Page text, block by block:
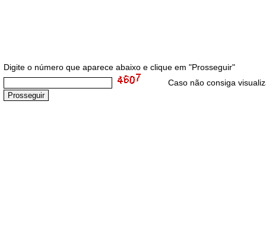
Digite o número que aparece abaixo e clique em "Prosseguir"
Caso não consiga